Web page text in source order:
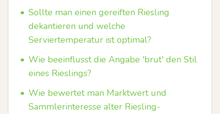
• Sollte man einen gereiften Riesling
dekantieren und welche
Serviertemperatur ist optimal?
• Wie beeinflusst die Angabe 'brut' den Stil
eines Rieslings?
• Wie bewertet man Marktwert und
Sammlerinteresse alter Riesling-